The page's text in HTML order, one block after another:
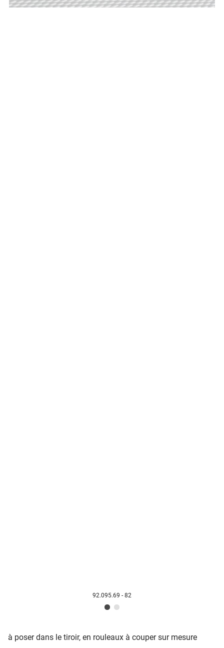
92.095.69 - 82
à poser dans le tiroir, en rouleaux à couper sur mesure